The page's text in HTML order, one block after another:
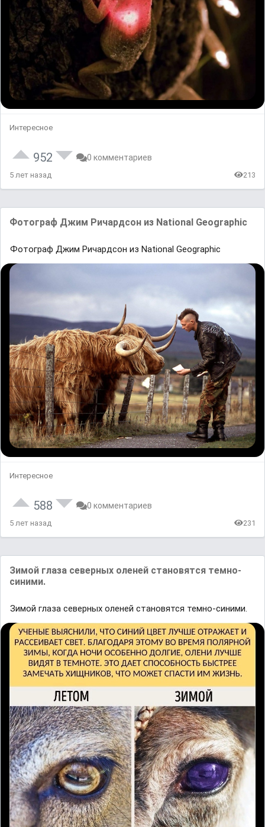
Интересное
952 0 комментариев
5 лет назад 213
Фотограф Джим Ричардсон из National Geographic
Фотограф Джим Ричардсон из National Geographic
Интересное
588 0 комментариев
5 лет назад 231
Зимой глазa сeверных оленей становятся темно-
синими.
Зимой глазa сeверных оленей становятся темно-синими.